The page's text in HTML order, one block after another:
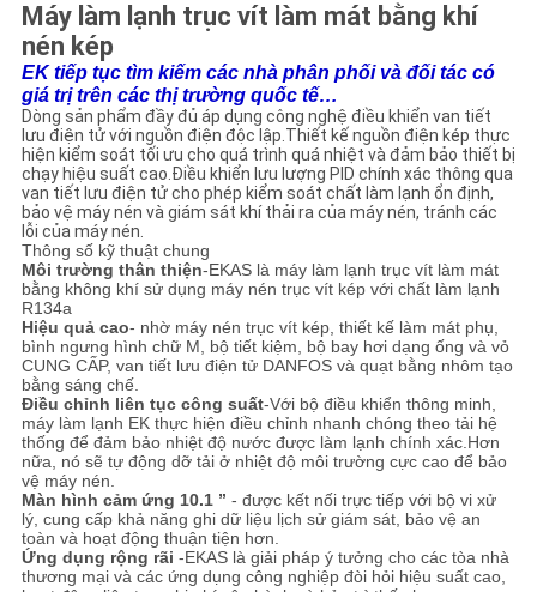
PRIVACY
POLICY
Máy làm lạnh trục vít làm mát bằng khí
nén kép
EK tiếp tục tìm kiếm các nhà phân phối và đối tác có
giá trị trên các thị trường quốc tế…
Dòng sản phẩm đầy đủ áp dụng công nghệ điều khiển van tiết
lưu điện tử với nguồn điện độc lập.Thiết kế nguồn điện kép thực
hiện kiểm soát tối ưu cho quá trình quá nhiệt và đảm bảo thiết bị
chạy hiệu suất cao.Điều khiển lưu lượng PID chính xác thông qua
van tiết lưu điện tử cho phép kiểm soát chất làm lạnh ổn định,
bảo vệ máy nén và giám sát khí thải ra của máy nén, tránh các
lỗi của máy nén.
Thông số kỹ thuật chung
Môi trường thân thiện-EKAS là máy làm lạnh trục vít làm mát
bằng không khí sử dụng máy nén trục vít kép với chất làm lạnh
R134a
Hiệu quả cao- nhờ máy nén trục vít kép, thiết kế làm mát phụ,
bình ngưng hình chữ M, bộ tiết kiệm, bộ bay hơi dạng ống và vỏ
CUNG CẤP, van tiết lưu điện tử DANFOS và quạt bằng nhôm tạo
bằng sáng chế.
Điều chỉnh liên tục công suất-Với bộ điều khiển thông minh,
máy làm lạnh EK thực hiện điều chỉnh nhanh chóng theo tải hệ
thống để đảm bảo nhiệt độ nước được làm lạnh chính xác.Hơn
nữa, nó sẽ tự động dỡ tải ở nhiệt độ môi trường cực cao để bảo
vệ máy nén.
Màn hình cảm ứng 10.1 ” - được kết nối trực tiếp với bộ vi xử
lý, cung cấp khả năng ghi dữ liệu lịch sử giám sát, bảo vệ an
toàn và hoạt động thuận tiện hơn.
Ứng dụng rộng rãi -EKAS là giải pháp ý tưởng cho các tòa nhà
thương mại và các ứng dụng công nghiệp đòi hỏi hiệu suất cao,